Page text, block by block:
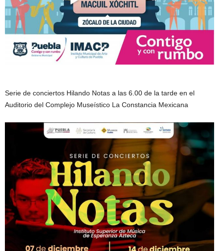
Serie de conciertos Hilando Notas a las 6.00 de la tarde en el
Auditorio del Complejo Museístico La Constancia Mexicana